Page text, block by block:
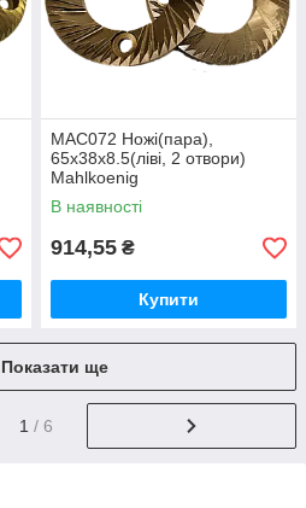
MAC072 Ножі(пара),
65х38х8.5(ліві, 2 отвори)
Mahlkoenig
В наявності
914,55 ₴
Купити
Показати ще
1 / 6